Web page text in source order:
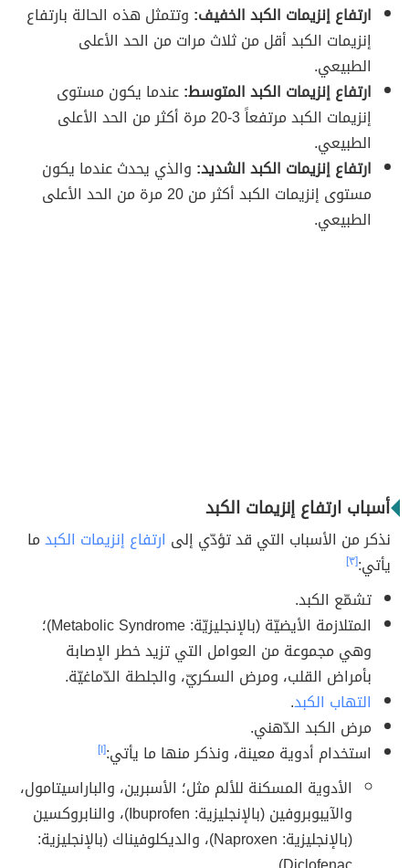
ارتفاع إنزيمات الكبد الخفيف: وتتمثل هذه الحالة بارتفاع
إنزيمات الكبد أقل من ثلاث مرات من الحد الأعلى
الطبيعي.
ارتفاع إنزيمات الكبد المتوسط:عندما يكون مستوى
إنزيمات الكبد مرتفعاً 3-20 مرة أكثر من الحد الأعلى
الطبيعي.
ارتفاع إنزيمات الكبد الشديد: والذي يحدث عندما يكون
مستوى إنزيمات الكبد أكثر من 20 مرة من الحد الأعلى
الطبيعي.
أسباب ارتفاع إنزيمات الكبد
نذكر من الأسباب التي قد تؤدّي إلى ارتفاع إنزيمات الكبدما
يأتي:[٣]
تشمّع الكبد.
المتلازمة الأيضيّة (بالإنجليزيّة: Metabolic Syndrome)؛
وهي مجموعة من العوامل التي تزيد خطر الإصابة
بأمراض القلب، ومرض السكريّ، والجلطة الدّماغيّة.
التهاب الكبد.
مرض الكبد الدّهني.
استخدام أدوية معينة، ونذكر منها ما يأتي:[١]
الأدوية المسكنة للألم مثل؛ الأسبرين، والباراسيتامول،
والآيبوبروفين (بالإنجليزية: Ibuprofen)، والنابروكسين
(بالإنجليزية: Naproxen)، والديكلوفيناك (بالإنجليزية: